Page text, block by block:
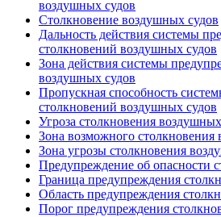
воздушных судов
Столкновение воздушных судов
Дальность действия системы
столкновений воздушных судов
Зона действия системы
воздушных судов
Пропускная способность
столкновений воздушных судов
Угроза столкновения
Зона возможного столкновения
Зона угрозы столкновения
Предупреждение об опасности
Граница предупреждения
Область предупреждения
Порог предупреждения